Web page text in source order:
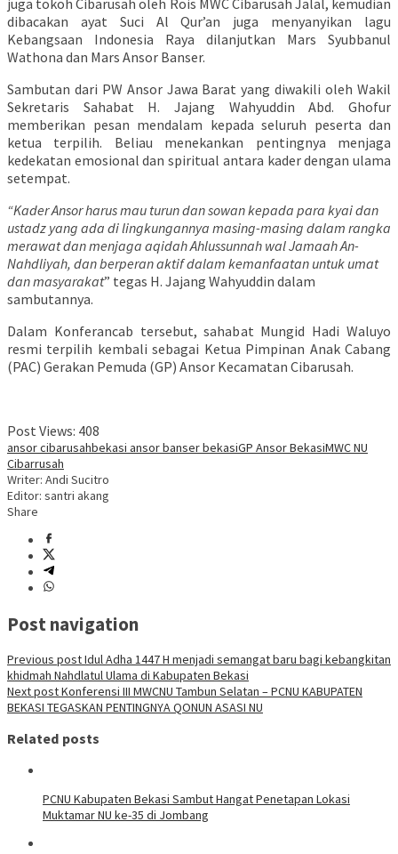
juga tokoh Cibarusah oleh Rois MWC Cibarusah Jalal, kemudian
dibacakan ayat Suci Al Qur’an juga menyanyikan lagu
Kebangsaan Indonesia Raya dilanjutkan Mars Syubbanul
Wathona dan Mars Ansor Banser.
Sambutan dari PW Ansor Jawa Barat yang diwakili oleh Wakil
Sekretaris Sahabat H. Jajang Wahyuddin Abd. Ghofur
memberikan pesan mendalam kepada seluruh peserta dan
ketua terpilih. Beliau menekankan pentingnya menjaga
kedekatan emosional dan spiritual antara kader dengan ulama
setempat.
“Kader Ansor harus mau turun dan sowan kepada para kyai dan
ustadz yang ada di lingkungannya masing-masing dalam rangka
merawat dan menjaga aqidah Ahlussunnah wal Jamaah An-
Nahdliyah, dan berperan aktif dalam kemanfaatan untuk umat
dan masyarakat” tegas H. Jajang Wahyuddin dalam
sambutannya.
Dalam Konferancab tersebut, sahabat Mungid Hadi Waluyo
resmi terpilih kembali sebagai Ketua Pimpinan Anak Cabang
(PAC) Gerakan Pemuda (GP) Ansor Kecamatan Cibarusah.
Post Views: 408
ansor cibarusahbekasi ansor banser bekasiGP Ansor BekasiMWC NU
Cibarrusah
Writer: Andi Sucitro
Editor: santri akang
Share
Post navigation
Previous postIdul Adha 1447 H menjadi semangat baru bagi kebangkitan
khidmah Nahdlatul Ulama di Kabupaten Bekasi
Next postKonferensi III MWCNU Tambun Selatan – PCNU KABUPATEN
BEKASI TEGASKAN PENTINGNYA QONUN ASASI NU
Related posts
PCNU Kabupaten Bekasi Sambut Hangat Penetapan Lokasi
Muktamar NU ke-35 di Jombang